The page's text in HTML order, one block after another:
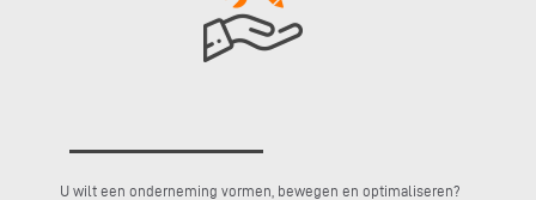
U wilt een onderneming vormen, bewegen en optimaliseren?